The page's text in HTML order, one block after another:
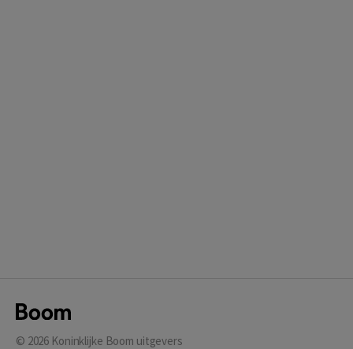
© 2026 Koninklijke Boom uitgevers